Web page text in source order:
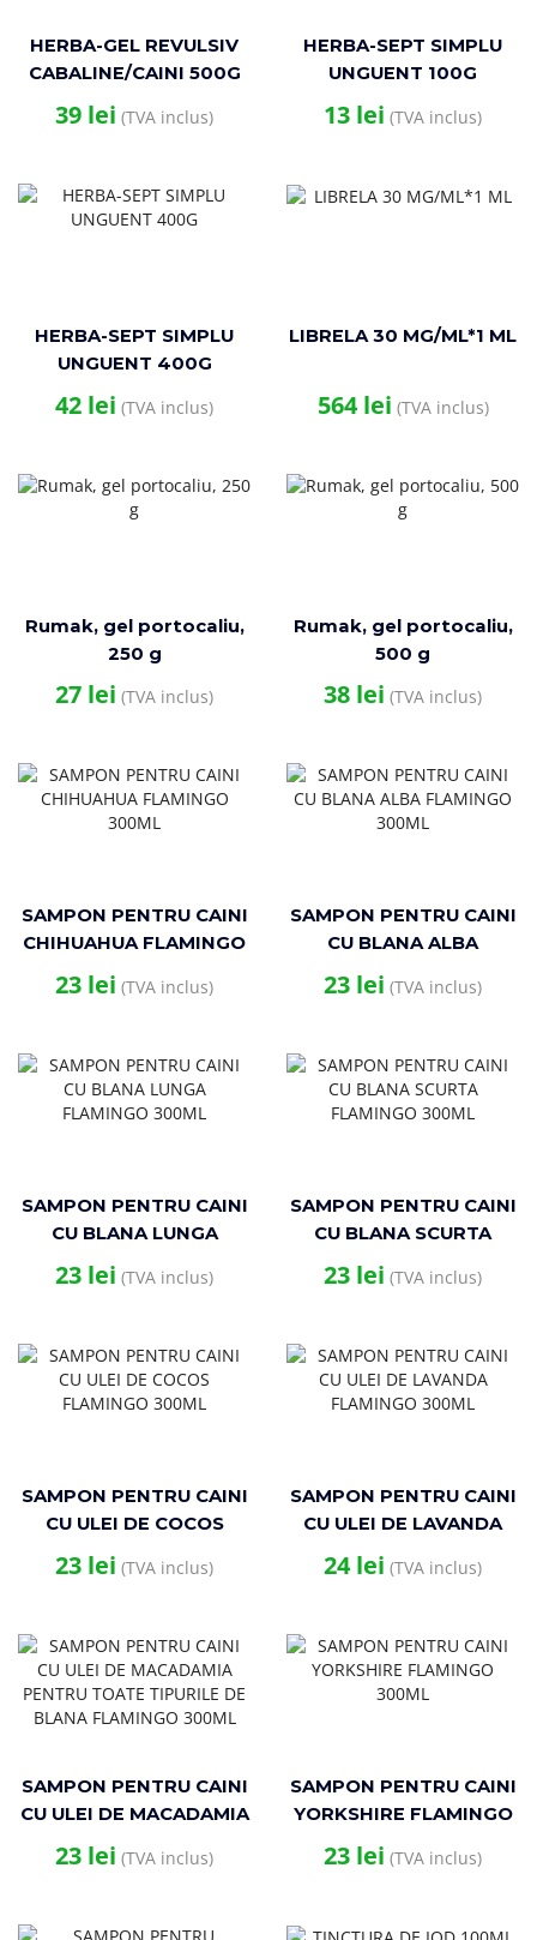
HERBA-GEL REVULSIV
CABALINE/CAINI 500G
39 lei (TVA inclus)
HERBA-SEPT SIMPLU
UNGUENT 100G
13 lei (TVA inclus)
HERBA-SEPT SIMPLU
UNGUENT 400G
42 lei (TVA inclus)
LIBRELA 30 MG/ML*1 ML
564lei (TVA inclus)
Rumak, gel portocaliu,
250 g
27 lei (TVA inclus)
Rumak, gel portocaliu,
500 g
38 lei (TVA inclus)
SAMPON PENTRU CAINI
CHIHUAHUA FLAMINGO
300ML
23 lei (TVA inclus)
SAMPON PENTRU CAINI
CU BLANA ALBA
FLAMINGO 300ML
23 lei (TVA inclus)
SAMPON PENTRU CAINI
CU BLANA LUNGA
FLAMINGO 300ML
23 lei (TVA inclus)
SAMPON PENTRU CAINI
CU BLANA SCURTA
FLAMINGO 300ML
23 lei (TVA inclus)
SAMPON PENTRU CAINI
CU ULEI DE COCOS
FLAMINGO 300ML
23 lei (TVA inclus)
SAMPON PENTRU CAINI
CU ULEI DE LAVANDA
FLAMINGO 300ML
24lei (TVA inclus)
SAMPON PENTRU CAINI
CU ULEI DE MACADAMIA
PENTRU TOATE
TIPURILE DE BLANA
23 lei (TVA inclus)
SAMPON PENTRU CAINI
YORKSHIRE FLAMINGO
300ML
23 lei (TVA inclus)